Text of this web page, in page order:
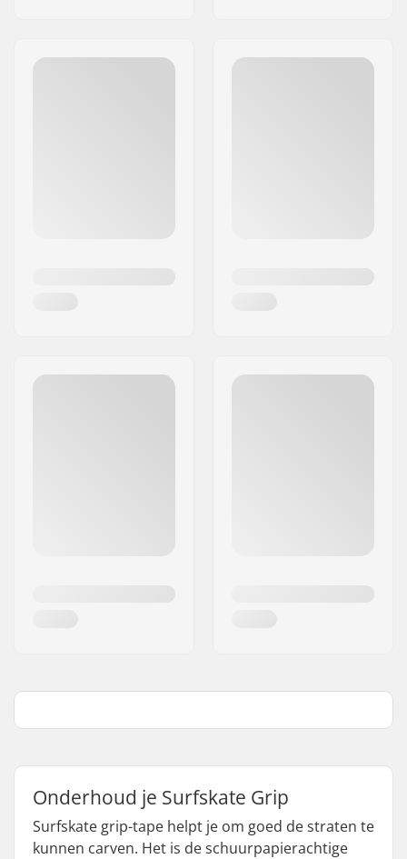
Onderhoud je Surfskate Grip
Surfskate grip-tape helpt je om goed de straten te
kunnen carven. Het is de schuurpapierachtige